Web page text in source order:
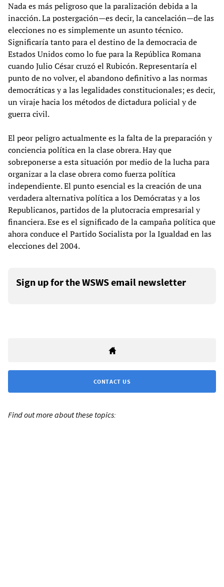
Nada es más peligroso que la paralización debida a la
inacción. La postergación—es decir, la cancelación—de las
elecciones no es simplemente un asunto técnico.
Significaría tanto para el destino de la democracia de
Estados Unidos como lo fue para la República Romana
cuando Julio César cruzó el Rubicón. Representaría el
punto de no volver, el abandono definitivo a las normas
democráticas y a las legalidades constitucionales; es decir,
un viraje hacia los métodos de dictadura policial y de
guerra civil.
El peor peligro actualmente es la falta de la preparación y
conciencia política en la clase obrera. Hay que
sobreponerse a esta situación por medio de la lucha para
organizar a la clase obrera como fuerza política
independiente. El punto esencial es la creación de una
verdadera alternativa política a los Demócratas y a los
Republicanos, partidos de la plutocracia empresarial y
financiera. Ese es el significado de la campaña política que
ahora conduce el Partido Socialista por la Igualdad en las
elecciones del 2004.
Sign up for the WSWS email newsletter
CONTACT US
Find out more about these topics: